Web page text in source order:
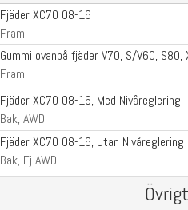
Fjäder XC70 08-16
Fram
Gummi ovanpå fjäder V70, S/V60, S80,
Fram
Fjäder XC70 08-16, Med Nivåreglering
Bak, AWD
Fjäder XC70 08-16, Utan Nivåreglering
Bak, Ej AWD
Övrigt